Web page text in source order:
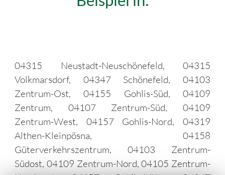
04315 Neustadt-Neuschönefeld, 04315
Volkmarsdorf, 04347 Schönefeld, 04103
Zentrum-Ost, 04155 Gohlis-Süd, 04109
Zentrum, 04107 Zentrum-Süd, 04109
Zentrum-West, 04157 Gohlis-Nord, 04319
Althen-Kleinpösna, 04158
Güterverkehrszentrum, 04103 Zentrum-
Südost, 04109 Zentrum-Nord, 04105 Zentrum-